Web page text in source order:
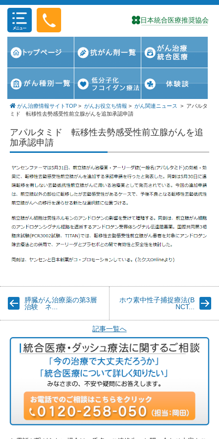
コンテンツに移動
がん治療情報サイトTOP >がんお役立ち情報 >がん関連ニュース > アパルタ
ミド 転移性去勢感受性前立腺がんを追加承認申請
アパルタミド 転移性去勢感受性前立腺がんを追
加承認申請
膵臓がん治療薬の第3層
治験 ネ...
ホウ素中性子捕捉療法(B
NCT...
記事一覧へ